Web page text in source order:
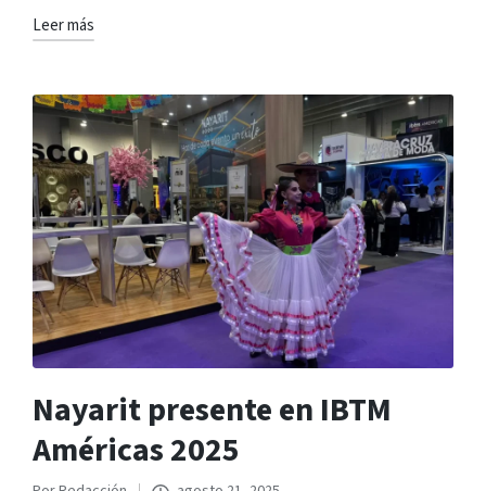
Leer más
Nayarit presente en IBTM
Américas 2025